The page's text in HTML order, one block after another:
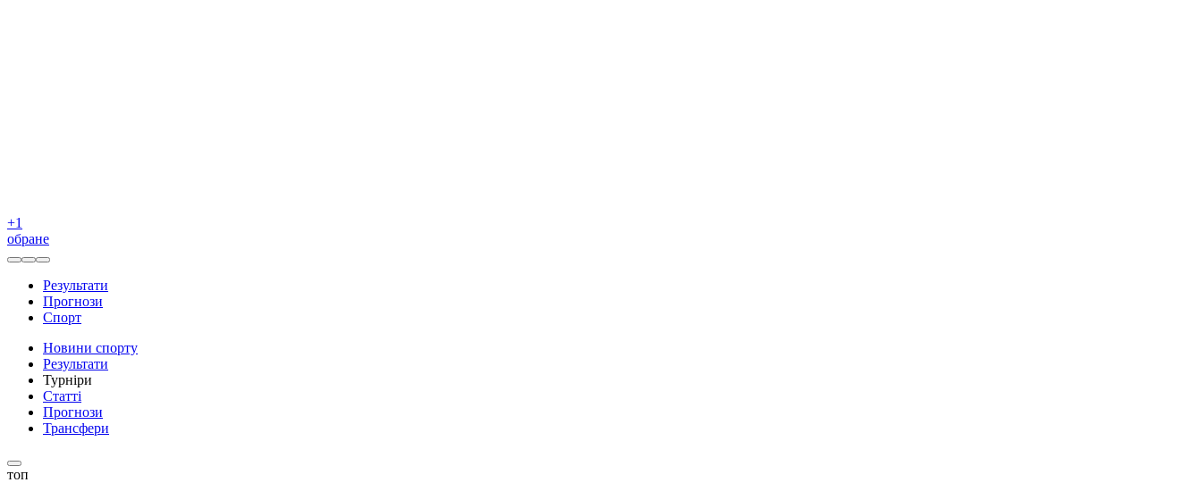
+1
обране
Результати
Прогнози
Спорт
Новини спорту
Результати
Турніри
Статті
Прогнози
Трансфери
топ